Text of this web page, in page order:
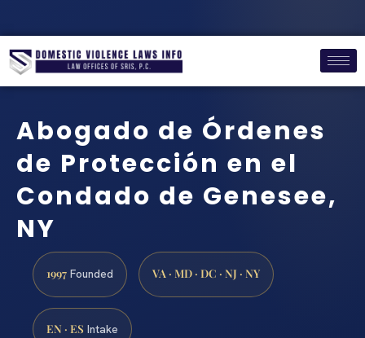
Abogado de Órdenes
de Protección en el
Condado de Genesee,
NY
1997 Founded VA · MD · DC · NJ · NY
EN · ES Intake